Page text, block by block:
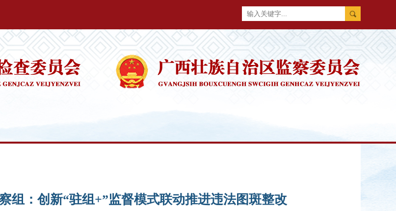
组：创新“驻组+”监督模式联动推进违法图斑整改